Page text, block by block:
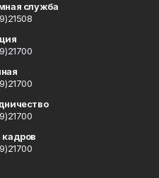
служба